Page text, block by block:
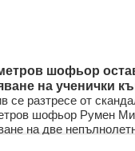
шофьор
на ученички
се разтресе от
шофьор Румен
на две